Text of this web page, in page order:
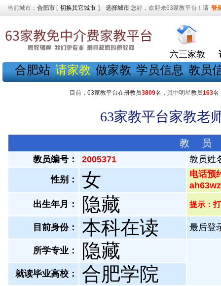
当前城市： 合肥市 [ 切换其它城市 ] 选择城市 您好，欢迎来63家教平台！请 登
六三家教
合肥站 请家教 做家教 学员信息 教员
目前，63家教平台在册教员3809名，其中明星教员163名
63家教平台家教老
教 员
教员编号： 2005371 教员姓
性别： 女
电话预
出生年月：
隐藏 提示：
目前身份： 本科在读 最后登
所学专业： 隐藏
就读毕业高校： 合肥学院